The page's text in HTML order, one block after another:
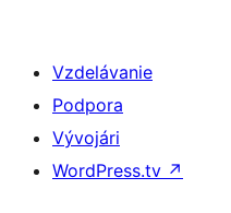
Vzdelávanie
Podpora
Vývojári
WordPress.tv ↗